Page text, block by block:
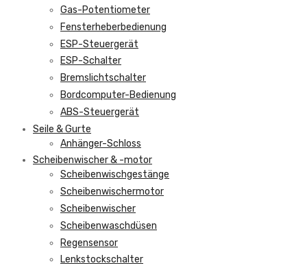
Gas-Potentiometer
Fensterheberbedienung
ESP-Steuergerät
ESP-Schalter
Bremslichtschalter
Bordcomputer-Bedienung
ABS-Steuergerät
Seile & Gurte
Anhänger-Schloss
Scheibenwischer & -motor
Scheibenwischgestänge
Scheibenwischermotor
Scheibenwischer
Scheibenwaschdüsen
Regensensor
Lenkstockschalter